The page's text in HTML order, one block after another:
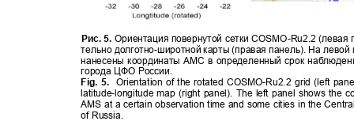
Рис. 5. Ориентация повернутой сетки COSMO-Ru2.2 (левая
тельно долготно-широтной карты (правая панель). На
нанесены координаты АМС в определенный срок
города ЦФО России.
Fig. 5.
Orientation of the rotated COSMO-Ru2.2 grid (left
latitude-longitude map (right panel). The left panel shows the
AMS at a certain observation time and some cities in the
of Russia.